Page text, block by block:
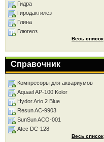
Гидра
Гиродактилез
Глина
Глюгеоз
Весь список
Справочник
Компресоры для аквариумов
Aquael AP-100 Kolor
Hydor Ario 2 Blue
Resun AC-9903
SunSun ACO-001
Atec DC-128
Весь список